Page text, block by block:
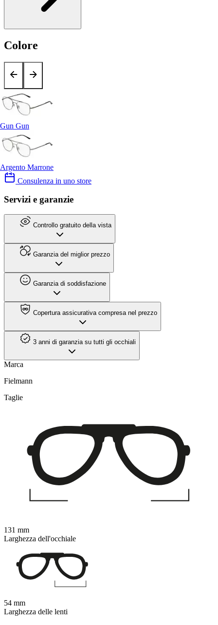
Colore
Gun Gun
Argento Marrone
Consulenza in uno store
Servizi e garanzie
Controllo gratuito della vista
Garanzia del miglior prezzo
Garanzia di soddisfazione
Copertura assicurativa compresa nel prezzo
3 anni di garanzia su tutti gli occhiali
Marca
Fielmann
Taglie
131 mm
Larghezza dell'occhiale
54 mm
Larghezza delle lenti